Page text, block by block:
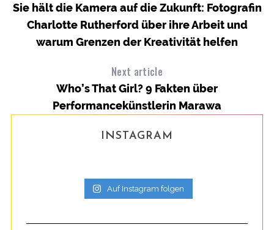
Sie hält die Kamera auf die Zukunft: Fotografin
Charlotte Rutherford über ihre Arbeit und
warum Grenzen der Kreativität helfen
Next article
Who’s That Girl? 9 Fakten über
Performancekünstlerin Marawa
INSTAGRAM
Auf Instagram folgen